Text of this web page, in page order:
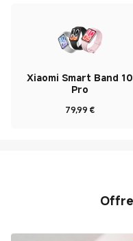
Xiaomi Smart Band 10
Pro
79,99 €
Current Price